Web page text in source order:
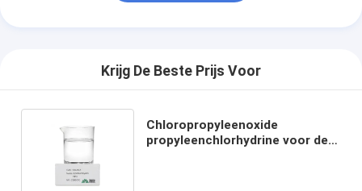
Krijg De Beste Prijs Voor
Chloropropyleenoxide
propyleenchlorhydrine voor de